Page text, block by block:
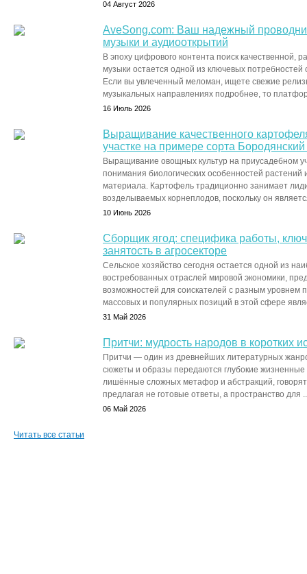
04 Август 2026
AveSong.com: Ваш надежный
музыки и аудиооткрытий
В эпоху цифрового контента поиск качественной,
музыки остается одной из ключевых потребностей
Если вы увлеченный меломан, ищете свежие
музыкальных направлениях подробнее, то
16 Июль 2026
Выращивание качественного
участке на примере сорта
Выращивание овощных культур на приусадебном
понимания биологических особенностей растений
материала. Картофель традиционно занимает
возделываемых корнеплодов, поскольку он
10 Июнь 2026
Сборщик ягод: специфика работы,
занятость в агросекторе
Сельское хозяйство сегодня остается одной из
востребованных отраслей мировой экономики,
возможностей для соискателей с разным уровнем
массовых и популярных позиций в этой сфере
31 Май 2026
Притчи: мудрость народов в коротких
Притчи — один из древнейших литературных
сюжеты и образы передаются глубокие жизненные
лишённые сложных метафор и абстракций,
предлагая не готовые ответы, а пространство для
06 Май 2026
Читать все статьи